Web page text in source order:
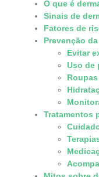
O que é
Sinais de
Fatores de
Prevenção
Evitar
Uso de
Tratamentos